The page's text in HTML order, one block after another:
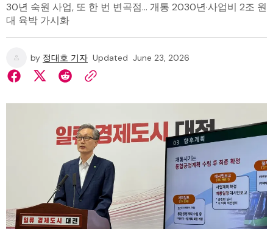
30년 숙원 사업, 또 한 번 변곡점… 개통 2030년·사업비 2조 원
대 육박 가시화
by 정대호 기자 Updated June 23, 2026